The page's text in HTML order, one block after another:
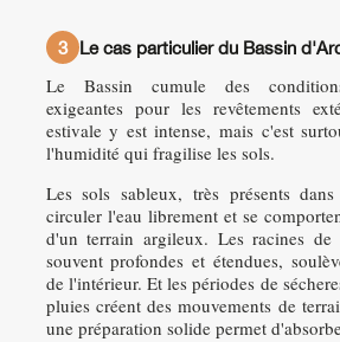
3 Le cas particulier du Bassin
Le Bassin cumule des
exigeantes pour les revêtements
estivale y est intense, mais c'est
l'humidité qui fragilise les sols.
Les sols sableux, très présents
circuler l'eau librement et se
d'un terrain argileux. Les racines de
souvent profondes et étendues,
de l'intérieur. Et les périodes de
pluies créent des mouvements de
une préparation solide permet